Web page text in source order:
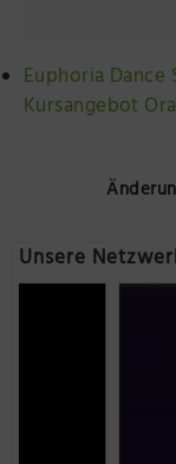
Euphoria Dance
Kursangebot
Unsere